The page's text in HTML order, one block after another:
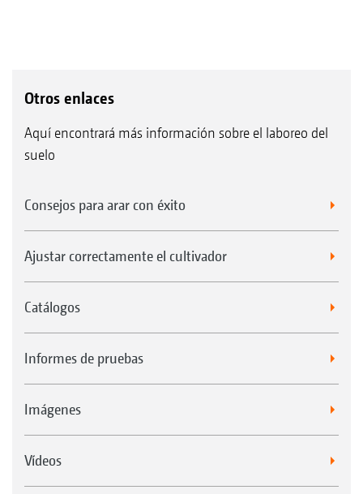
Otros enlaces
Aquí encontrará más información sobre el laboreo del
suelo
Consejos para arar con éxito
Ajustar correctamente el cultivador
Catálogos
Informes de pruebas
Imágenes
Vídeos